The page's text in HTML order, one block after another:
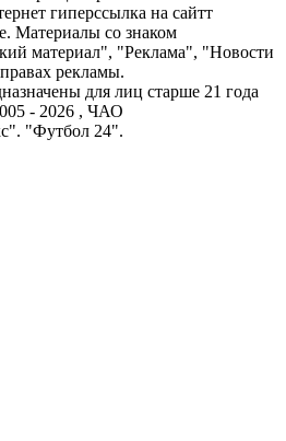
гиперссылка на сайтт
Материалы со знаком
материал", "Реклама", "Новости
рекламы.
для лиц старше 21 года
- 2026 , ЧАО
"Футбол 24".